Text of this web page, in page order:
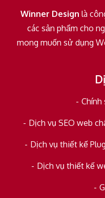
Winner Design là
các sản phẩm cho
mong muốn sử dụng
Chính
Dịch vụ SEO web
Dịch vụ thiết kế
Dịch vụ thiết kế